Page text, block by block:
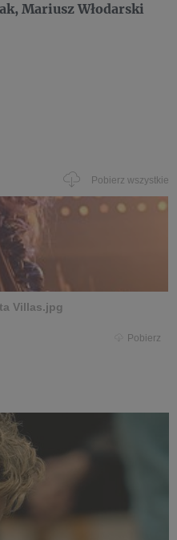
Mariusz Włodarski
Pobierz wszystkie
Villas.jpg
Pobierz